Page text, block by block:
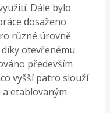
Dále bylo
dosaženo
různé úrovně
otevřenému
především
vyšší patro slouží
etablovaným